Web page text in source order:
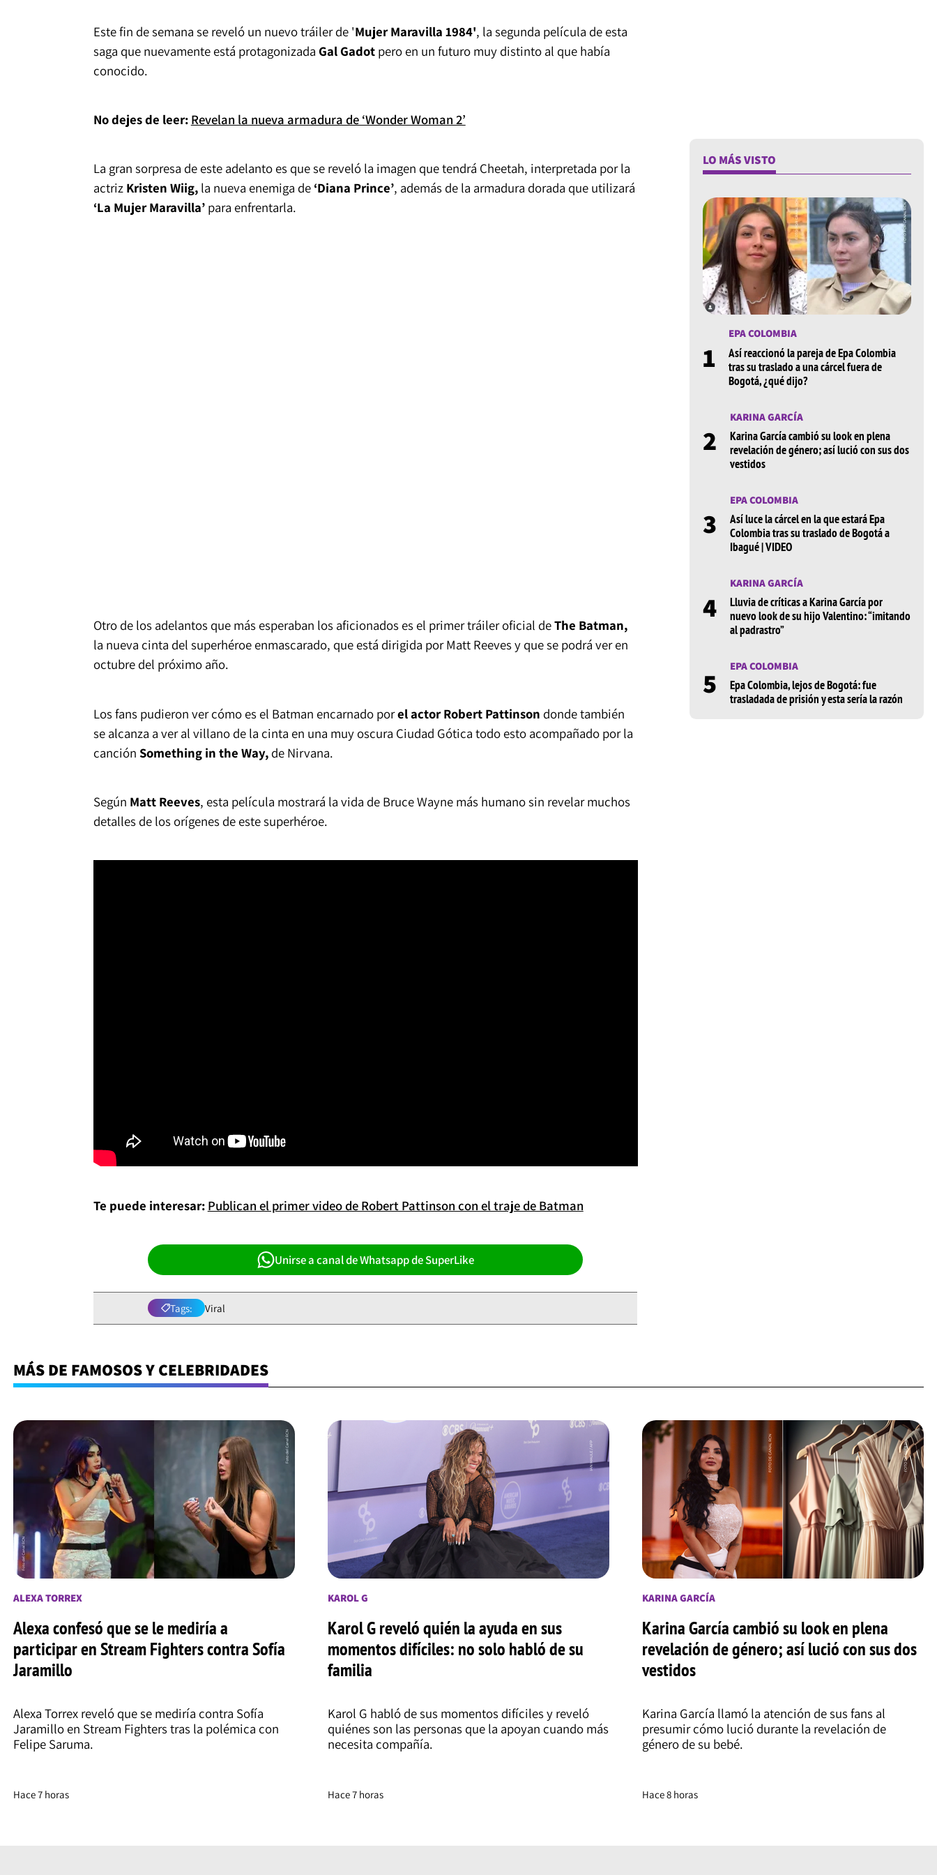
Este fin de semana se reveló un nuevo tráiler de 'Mujer Maravilla 1984', la segunda película de esta
saga que nuevamente está protagonizada Gal Gadot pero en un futuro muy distinto al que había
conocido.
No dejes de leer: Revelan la nueva armadura de ‘Wonder Woman 2’
La gran sorpresa de este adelanto es que se reveló la imagen que tendrá Cheetah, interpretada por la
actriz Kristen Wiig,la nueva enemiga de ‘Diana Prince’, además de la armadura dorada que utilizará
‘La Mujer Maravilla’para enfrentarla.
Otro de los adelantos que más esperaban los aficionados es el primer tráiler oficial deThe Batman,
la nueva cinta del superhéroe enmascarado, que está dirigida por Matt Reeves y que se podrá ver en
octubre del próximo año.
Los fans pudieron ver cómo es el Batman encarnado porel actor Robert Pattinson donde también
se alcanza a ver al villano de la cinta en una muy oscura Ciudad Gótica todo esto acompañado por la
canción Something in the Way,de Nirvana.
Según Matt Reeves, esta película mostrará la vida de Bruce Wayne más humano sin revelar muchos
detalles de los orígenes de este superhéroe.
Te puede interesar: Publican el primer video de Robert Pattinson con el traje de Batman
Unirse a canal de Whatsapp de SuperLike
Tags: Viral
LO MÁS VISTO
1
EPA COLOMBIA
Así reaccionó la pareja de Epa Colombia
tras su traslado a una cárcel fuera de
Bogotá, ¿qué dijo?
2
KARINA GARCÍA
Karina García cambió su look en plena
revelación de género; así lució con sus dos
vestidos
3
EPA COLOMBIA
Así luce la cárcel en la que estará Epa
Colombia tras su traslado de Bogotá a
Ibagué | VIDEO
4
KARINA GARCÍA
Lluvia de críticas a Karina García por
nuevo look de su hijo Valentino: “imitando
al padrastro”
5
EPA COLOMBIA
Epa Colombia, lejos de Bogotá: fue
trasladada de prisión y esta sería la razón
MÁS DE FAMOSOS Y CELEBRIDADES
ALEXA TORREX
Alexa confesó que se le mediría a
participar en Stream Fighters contra Sofía
Jaramillo
Alexa Torrex reveló que se mediría contra Sofía
Jaramillo en Stream Fighters tras la polémica con
Felipe Saruma.
Hace 7 horas
KAROL G
Karol G reveló quién la ayuda en sus
momentos difíciles: no solo habló de su
familia
Karol G habló de sus momentos difíciles y reveló
quiénes son las personas que la apoyan cuando más
necesita compañía.
Hace 7 horas
KARINA GARCÍA
Karina García cambió su look en plena
revelación de género; así lució con sus dos
vestidos
Karina García llamó la atención de sus fans al
presumir cómo lució durante la revelación de
género de su bebé.
Hace 8 horas